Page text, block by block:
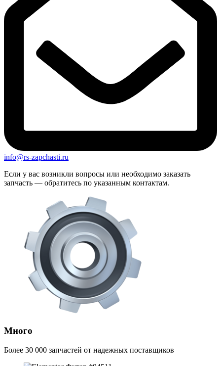
info@rs-zapchasti.ru
Если у вас возникли вопросы или необходимо заказать
запчасть — обратитесь по указанным контактам.
Много
Более 30 000 запчастей от надежных поставщиков